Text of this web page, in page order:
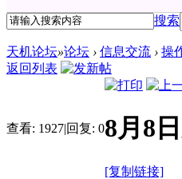
搜索
天机论坛»论坛 › 信息交流 › 操
返回列表
查看: 1927|回复: 08月8
[复制链接]